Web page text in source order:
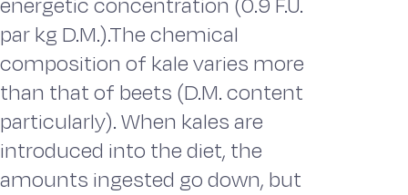
par kg D.M.).The chemical
composition of kale varies more
than that of beets (D.M. content
particularly). When kales are
introduced into the diet, the
amounts ingested go down, but